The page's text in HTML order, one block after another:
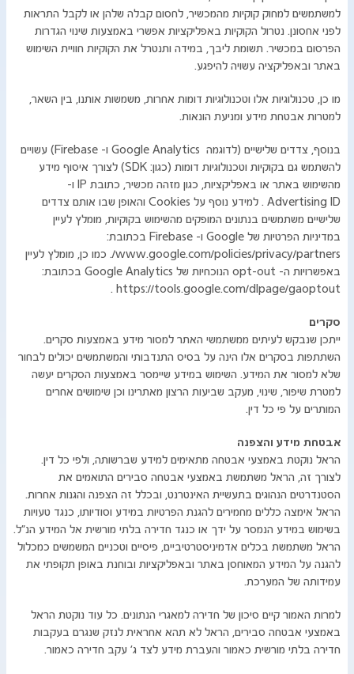
למשתמשים למחוק קוקיות מהמכשיר, לחסום קבלה שלהן או לקבל התראות
לפני אחסונן. נטרול הקוקיות באפליקציות אפשרי באמצעות שינוי הגדרות
הפרסום במכשיר. תשומת ליבך, במידה ותנטרל את הקוקיות חוויית השימוש
באתר ובאפליקציה עשויה להיפגע.
מו כן, טכנולוגיות אלו וטכנולוגיות דומות אחרות, משמשות אותנו, בין השאר,
למטרות אבטחת מידע ומניעת הונאות.
בנוסף, צדדים שלישיים (לדוגמה Google Analytics ו- Firebase) עשויים
להשתמש גם בקוקיות וטכנולוגיות דומות (כגון: SDK) לצורך איסוף מידע
מהשימוש באתר או באפליקציות, כגון מזהה מכשיר, כתובת IP ו-
Advertising ID . למידע נוסף על Cookies והאופן שבו אותם צדדים
שלישיים משתמשים בנתונים המופקים מהשימוש בקוקיות, מומלץ לעיין
במדיניות הפרטיות של Google ו- Firebase בכתובת:
www.google.com/policies/privacy/partners/. כמו כן, מומלץ לעיין
באפשרויות ה- opt-out הנוכחיות של Google Analytics בכתובת:
https://tools.google.com/dlpage/gaoptout .
​סקרים
ייתכן שנבקש לעיתים ממשתמשי האתר למסור מידע באמצעות סקרים.
השתתפות בסקרים אלו הינה על בסיס התנדבותי והמשתמשים יכולים לבחור
שלא למסור את המידע. השימוש במידע שיימסר באמצעות הסקרים יעשה
למטרת שיפור, שינוי, מעקב שביעות הרצון מאתרינו וכן שימושים אחרים
המותרים על פי כל דין.
אבטחת מידע והצפנה
הראל נוקטת באמצעי אבטחה מתאימים למידע שברשותה, ולפי כל דין.
לצורך זה, הראל משתמשת באמצעי אבטחה סבירים התואמים את
הסטנדרטים הנהוגים בתעשיית האינטרנט, ובכלל זה הצפנה והגנות אחרות.
הראל אימצה כללים מחמירים להגנת הפרטיות במידע וסודיותו, כנגד טעויות
בשימוש במידע הנמסר על ידך או כנגד חדירה בלתי מורשית אל המידע הנ"ל.
הראל משתמשת בכלים אדמיניסטרטיביים, פיסיים וטכניים המשמשים כמכלול
להגנה על המידע המאוחסן באתר ובאפליקציות ובוחנת באופן תקופתי את
עמידותה של המערכת.
למרות האמור קיים סיכון של חדירה למאגרי הנתונים. כל עוד נוקטת הראל
באמצעי אבטחה סבירים, הראל לא תהא אחראית לנזק שנגרם בעקבות
חדירה בלתי מורשית כאמור והעברת מידע לצד ג' עקב חדירה כאמור.